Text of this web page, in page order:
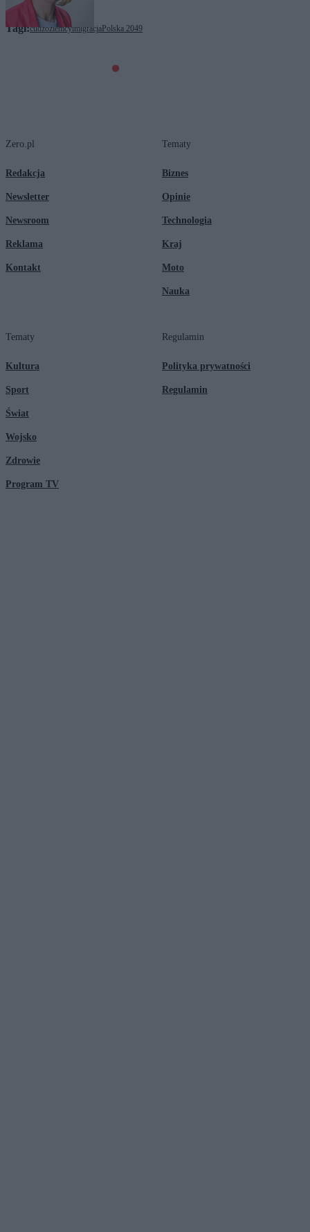
Tagi:cudzoziemcyimigracjaPolska 2049
Zero.pl
Redakcja
Newsletter
Newsroom
Reklama
Kontakt
Tematy
Biznes
Opinie
Technologia
Kraj
Moto
Nauka
Tematy
Kultura
Sport
Świat
Wojsko
Zdrowie
Program TV
Regulamin
Polityka prywatności
Regulamin